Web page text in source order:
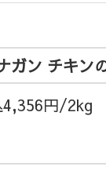
ガン チキン
円/2kg